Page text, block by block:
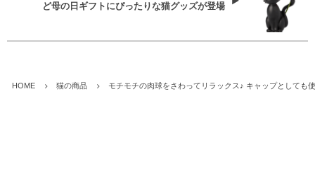
ど母の日ギフトにぴったりな猫グッズが登場
HOME 猫の商品 モチモチの肉球をさわってリラックス♪ キャップとしても